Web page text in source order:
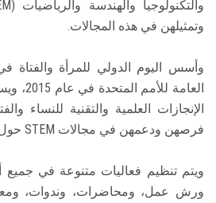
وتمثيلهن في هذه المجالات.
وأسس اليوم الدولي للمرأة والفتاة
العامة
الإنجازات العلمية والتقنية للنساء
فرصهن ودعمهن في مجالات STEM حول العالم.
ويتم تنظيم فعاليات متنوعة في جميع
ورش عمل، ومحاضرات، وندوات،